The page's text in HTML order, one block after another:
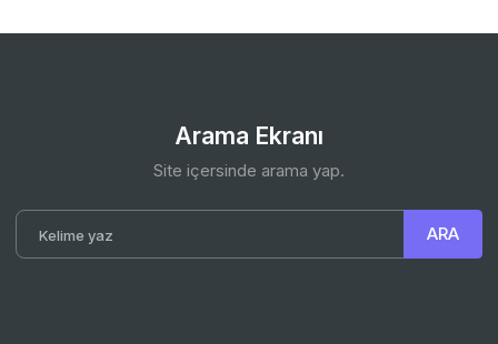
Arama Ekranı
Site içersinde arama yap.